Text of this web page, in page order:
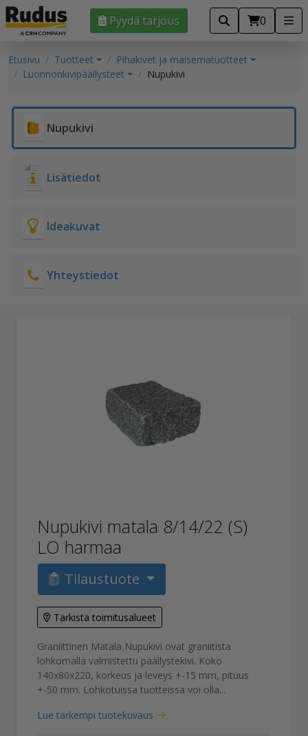
Pyydä tarjous 0
Etusivu Tuotteet
Pihakivet ja maisematuotteet
Luonnonkivipäällysteet
Nupukivi
Nupukivi
Lisätiedot
Ideakuvat
Yhteystiedot
Nupukivi matala 8/14/22 (S)
LO harmaa
Tilaustuote
Tarkista toimitusalueet
Graniittinen Matala Nupukivi ovat graniitista
lohkomalla valmistettu päällystekivi. Koko
140x80x220, korkeus ja leveys +-15 mm, pituus
+-50 mm. Lohkotuissa tuotteissa voi olla...
Lue tarkempi tuotekuvaus